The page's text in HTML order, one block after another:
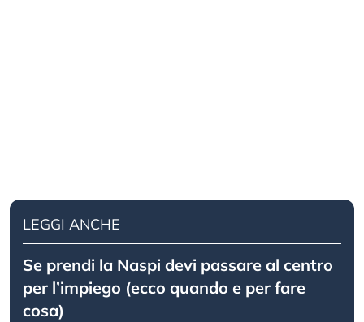
LEGGI ANCHE
Se prendi la Naspi devi passare al centro
per l’impiego (ecco quando e per fare
cosa)